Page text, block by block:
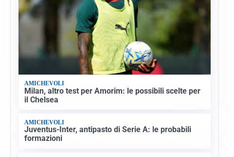
AMICHEVOLI
Milan, altro test per Amorim: le possibili scelte per
il Chelsea
AMICHEVOLI
Juventus-Inter, antipasto di Serie A: le probabili
formazioni